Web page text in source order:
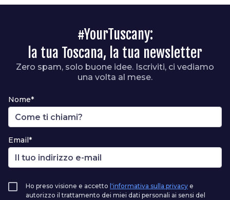
#YourTuscany:
la tua Toscana, la tua newsletter
Zero spam, solo buone idee. Iscriviti, ci vediamo
una volta al mese.
Nome*
Email*
Ho preso visione e accetto l'informativa sulla privacy e
autorizzo il trattamento dei miei dati personali ai sensi del